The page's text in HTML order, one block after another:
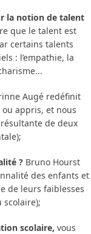
la notion de talent
que le talent est
certains talents
: l’empathie, la
Augé redéfinit
appris, et nous
de deux
? Bruno Hourst
des enfants et
de leurs faiblesses
scolaire, vous